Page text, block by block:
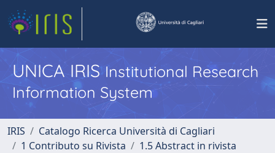
UNICA IRISInstitutional Research
Information System
IRIS
Catalogo Ricerca Università di Cagliari
1 Contributo su Rivista
1.5 Abstract in rivista